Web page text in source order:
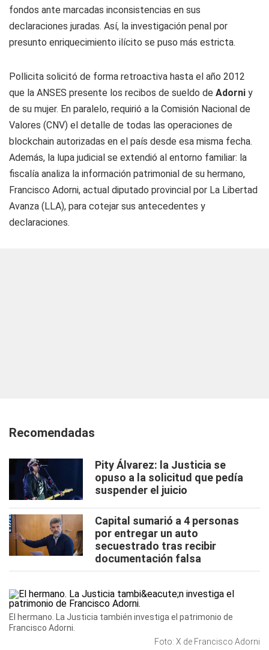
fondos ante marcadas inconsistencias en sus
declaraciones juradas. Así, la investigación penal por
presunto enriquecimiento ilícito se puso más estricta.
Pollicita solicitó de forma retroactiva hasta el año 2012
que la ANSES presente los recibos de sueldo de Adorni y
de su mujer. En paralelo, requirió a la Comisión Nacional de
Valores (CNV) el detalle de todas las operaciones de
blockchain autorizadas en el país desde esa misma fecha.
Además, la lupa judicial se extendió al entorno familiar: la
fiscalía analiza la información patrimonial de su hermano,
Francisco Adorni, actual diputado provincial por La Libertad
Avanza (LLA), para cotejar sus antecedentes y
declaraciones.
Recomendadas
Pity Álvarez: la Justicia se
opuso a la solicitud que pedía
suspender el juicio
Capital sumarió a 4 personas
por entregar un auto
secuestrado tras recibir
documentación falsa
El hermano. La Justicia también investiga el patrimonio de
Francisco Adorni.
Foto: X de Francisco Adorni